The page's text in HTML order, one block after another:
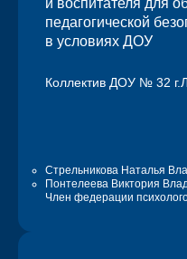
и воспитателя для
педагогической
в условиях ДОУ
Коллектив ДОУ № 32
Стрельникова Наталья
Понтелеева Виктория
Член федерации